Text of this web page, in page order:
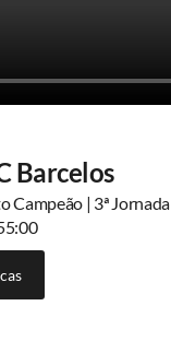
Barcelos
Campeão | 3ª Jornada